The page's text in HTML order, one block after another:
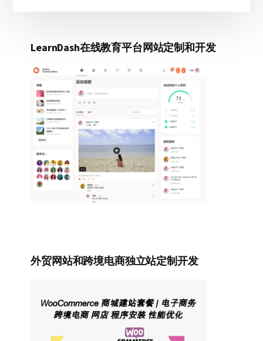
LearnDash在线教育平台网站定制和开发
外贸网站和跨境电商独立站定制开发